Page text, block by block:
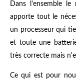
Dans l'ensemble le
apporte tout le
un processeur qui
et toute une
très correcte mais
Ce qui est pour